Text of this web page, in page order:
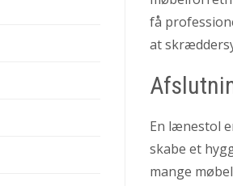
få
at
En lænestol
skabe et
mange